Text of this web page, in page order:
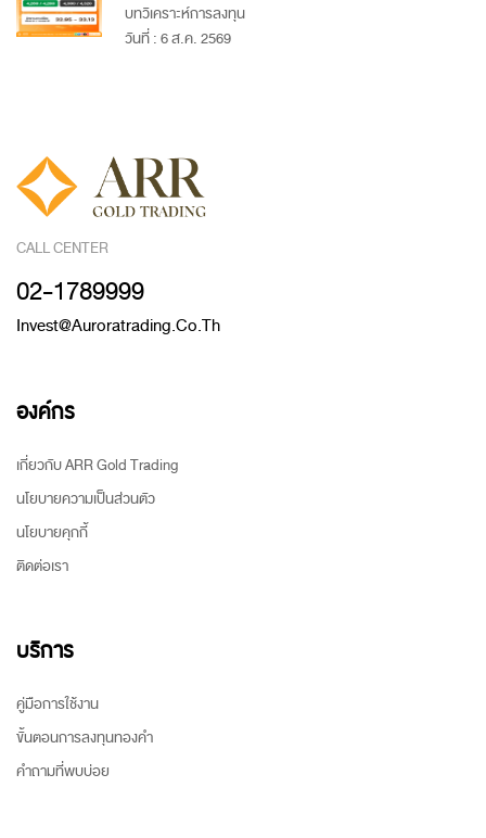
บทวิเคราะห์การลงทุน
วันที่ : 6 ส.ค. 2569
CALL CENTER
02-1789999
Invest@auroratrading.co.th
องค์กร
เกี่ยวกับ ARR Gold Trading
นโยบายความเป็นส่วนตัว
นโยบายคุกกี้
ติดต่อเรา
บริการ
คู่มือการใช้งาน
ขั้นตอนการลงทุนทองคำ
คำถามที่พบบ่อย